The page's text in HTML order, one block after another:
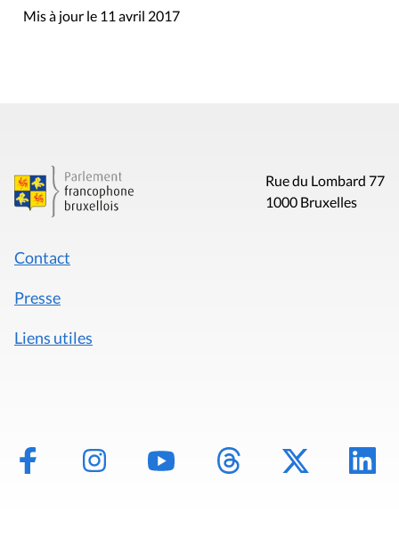
Mis à jour le 11 avril 2017
Rue du Lombard 77
1000 Bruxelles
Contact
Presse
Liens utiles